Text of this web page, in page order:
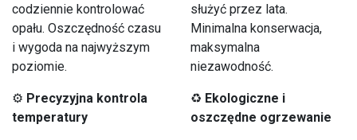
codziennie kontrolować
opału. Oszczędność czasu
i wygoda na najwyższym
poziomie.
⚙ Precyzyjna kontrola
temperatury
służyć przez lata.
Minimalna konserwacja,
maksymalna
niezawodność.
♻ Ekologiczne i
oszczędne ogrzewanie